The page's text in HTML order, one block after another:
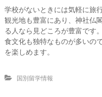
学校がないときには気軽に旅
観光地も豊富にあり、神社仏
る人なら見どころが豊富です。
食文化も独特なものが多いの
を楽しめます。
国別留学情報